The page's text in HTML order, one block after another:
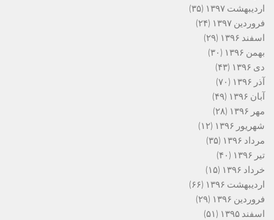
اردیبهشت ۱۳۹۷
(۳۵)
فروردین ۱۳۹۷
(۲۴)
اسفند ۱۳۹۶
(۲۹)
بهمن ۱۳۹۶
(۳۰)
دی ۱۳۹۶
(۴۳)
آذر ۱۳۹۶
(۷۰)
آبان ۱۳۹۶
(۴۹)
مهر ۱۳۹۶
(۲۸)
شهریور ۱۳۹۶
(۱۲)
مرداد ۱۳۹۶
(۳۵)
تیر ۱۳۹۶
(۴۰)
خرداد ۱۳۹۶
(۱۵)
اردیبهشت ۱۳۹۶
(۶۶)
فروردین ۱۳۹۶
(۲۹)
اسفند ۱۳۹۵
(۵۱)